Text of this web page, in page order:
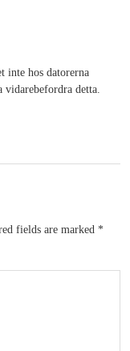
inte hos datorerna
vidarebefordra detta.
fields are marked *